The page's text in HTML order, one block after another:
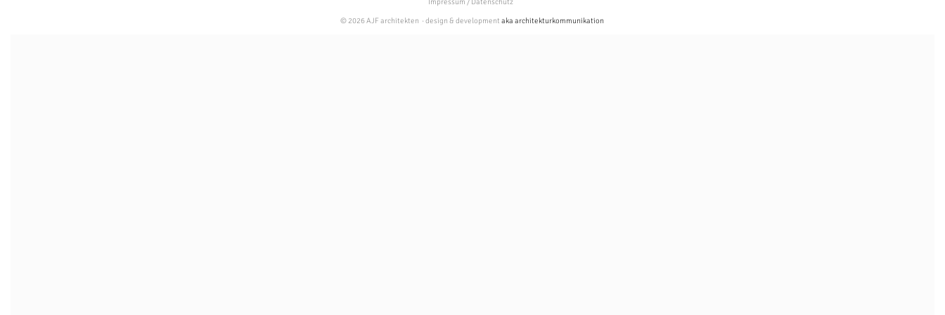
Impressum / Datenschutz
© 2026 AJF architekten · design & developmentaka architekturkommunikation